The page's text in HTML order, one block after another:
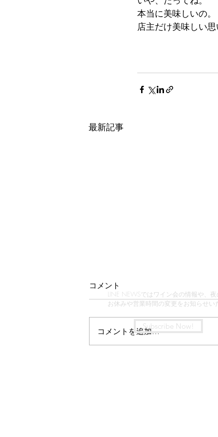
本当に美味しいの。
店主だけ美味しい
最新記事
2026イルドコリンヌ夏のワ
インセットの詳細
でくださった方に向けています）
さて、セレクトの詳細です。（長
いけど、絶対全部読んでほし
コメント
コメントを追加…
LINE NEWSではワイン会の情報や、夜
お休みや営業時間の変更をお知らせい
Subscribe Now!